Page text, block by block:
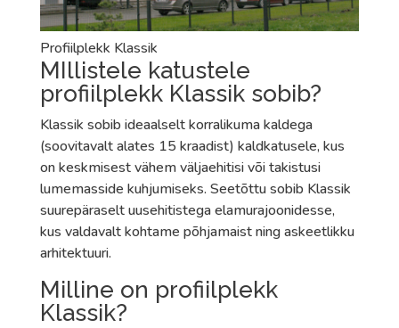
Profiilplekk Klassik
MIllistele katustele
profiilplekk Klassik sobib?
Klassik sobib ideaalselt korralikuma kaldega
(soovitavalt alates 15 kraadist) kaldkatusele, kus
on keskmisest vähem väljaehitisi või takistusi
lumemasside kuhjumiseks. Seetõttu sobib Klassik
suurepäraselt uusehitistega elamurajoonidesse,
kus valdavalt kohtame põhjamaist ning askeetlikku
arhitektuuri.
Milline on profiilplekk
Klassik?